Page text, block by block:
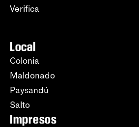
Verifica
Local
Colonia
Maldonado
Paysandú
Salto
Impresos